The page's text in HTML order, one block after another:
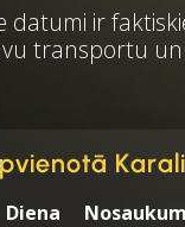
datumi ir
transportu
Diena